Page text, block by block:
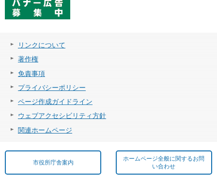
リンクについて
著作権
免責事項
プライバシーポリシー
ページ作成ガイドライン
ウェブアクセシビリティ方針
関連ホームページ
市役所庁舎案内
ホームページ全般に関するお問
い合わせ